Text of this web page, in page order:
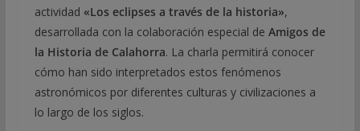
actividad «Los eclipses a través de la historia»,
desarrollada con la colaboración especial de Amigos de
la Historia de Calahorra. La charla permitirá conocer
cómo han sido interpretados estos fenómenos
astronómicos por diferentes culturas y civilizaciones a
lo largo de los siglos.